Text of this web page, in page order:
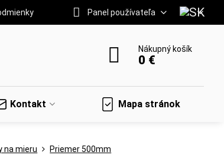
Panel používateľa
Nákupný košík
0 €
Kontakt Mapa stránok
na mieru Priemer 500mm